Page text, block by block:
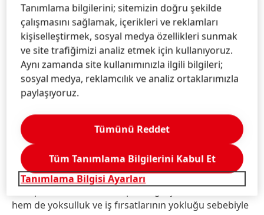
Henkel, ürün ambalajları için daha sürdürülebilir
çözümler geliştirirken değer zincirinde yer alan
ortaklarla yakın bir ortak çalışma yürütür. Kendi
yeniliklerinin yanı sıra Henkel, döngüsel ekonomiyi
daha fazla teşvik amacıyla yakın zamandaDöner
Sermayeden birimpact fund’a5 milyon Sterlin
yatırımda bulunmuştur.
Henkel aynı zamanda, döngüsel bir ekonomiye izin
veren geri dönüşüm altyapısının gelişimi için çalışan
farklı organizasyon ve girişimleri de desteklemektedir.
Plastik Bankası, 2017 yılından beri Henkel için önemli
bir stratejik ortak konumundadır. Bu sosyal girişim,
hem plastik atıkların sebep olduğu çevresel sorunlar,
hem de yoksulluk ve iş fırsatlarının yokluğu sebebiyle
Tanımlama bilgilerini; sitemizin doğru şekilde
çalışmasını sağlamak, içerikleri ve reklamları
kişiselleştirmek, sosyal medya özellikleri sunmak
ve site trafiğimizi analiz etmek için kullanıyoruz.
Aynı zamanda site kullanımınızla ilgili bilgileri;
sosyal medya, reklamcılık ve analiz ortaklarımızla
paylaşıyoruz.
Tanımlama Bilgisi Ayarları
Tümünü Reddet
Tüm Tanımlama Bilgilerini Kabul Et